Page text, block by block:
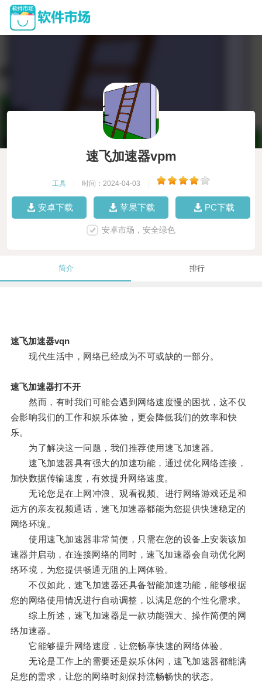
速飞加速器vpm
工具 时间：2024-04-03
安卓下载 苹果下载 PC下载
安卓市场，安全绿色
简介 排行
速飞加速器vqn
现代生活中，网络已经成为不可或缺的一部分。
速飞加速器打不开
然而，有时我们可能会遇到网络速度慢的困扰，这不仅
会影响我们的工作和娱乐体验，更会降低我们的效率和快
乐。
为了解决这一问题，我们推荐使用速飞加速器。
速飞加速器具有强大的加速功能，通过优化网络连接，
加快数据传输速度，有效提升网络速度。
无论您是在上网冲浪、观看视频、进行网络游戏还是和
远方的亲友视频通话，速飞加速器都能为您提供快速稳定的
网络环境。
使用速飞加速器非常简便，只需在您的设备上安装该加
速器并启动，在连接网络的同时，速飞加速器会自动优化网
络环境，为您提供畅通无阻的上网体验。
不仅如此，速飞加速器还具备智能加速功能，能够根据
您的网络使用情况进行自动调整，以满足您的个性化需求。
综上所述，速飞加速器是一款功能强大、操作简便的网
络加速器。
它能够提升网络速度，让您畅享快速的网络体验。
无论是工作上的需要还是娱乐休闲，速飞加速器都能满
足您的需求，让您的网络时刻保持流畅畅快的状态。